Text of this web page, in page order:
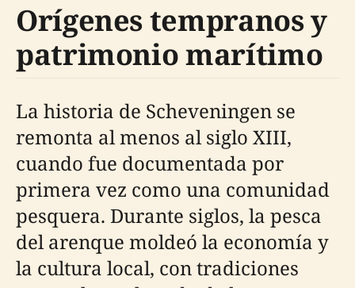
Orígenes tempranos y
patrimonio marítimo
La historia de Scheveningen se
remonta al menos al siglo XIII,
cuando fue documentada por
primera vez como una comunidad
pesquera. Durante siglos, la pesca
del arenque moldeó la economía y
la cultura local, con tradiciones